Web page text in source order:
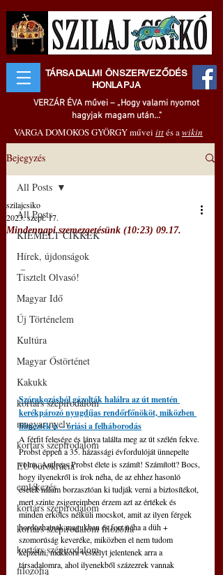
TÁRSADALMI ÖNSZERVEZŐDÉS
HONLAPJA
VERZÁR ÉVA művei – „Hogy valami nyomot
hagyjak magam után..."
VARGA DOMOKOS GYÖRGY művei ittés awikin
Bejegyzés
All Posts
KIEMELT CIKKEK
Hírek, újdonságok
Tisztelt Olvasó!
Magyar Idő
Új Történelem
Kultúra
Magyar Őstörténet
Kakukk
kortárs szépirodalom
magyar nyelv
kortárs szépirodalom
EU bürokrácia
emlékezés
kortárs szépirodalom
kortárs szépirodalom filozófia
kortárs szépirodalom
filozófia
All Posts
Mindennapi szemezgetésünk (10:23) 09.17.
szilajcsiko
2023. szept. 17.
–
Szórakozásból gázolták halálra az út mentén
kerékpározó nyugdíjas rendőrfőnököt, miközben
filmezték is – óriási a felháborodás
A férfit felesége és lánya találta meg az út szélén fekve.
Probst éppen a 35. házassági évfordulóját ünnepelte
volna. Andreas Probst élete is számít! Számított? Bocs,
hogy ilyenekről is írok néha, de az ehhez hasonló
esetek nálam borzasztóan ki tudják verni a biztosítékot,
mert szinte zsigereimben érzem azt az értékek és
minden erkölcs nélküli mocskot, amit az ilyen férgek
hordozhatnak magukban és forr néha a düh +
szomorúság keveréke, miközben el nem tudom
képzelni, mekkora veszélyt jelentenek arra a
társadalomra, ahol ilyenekből százezrek vannak